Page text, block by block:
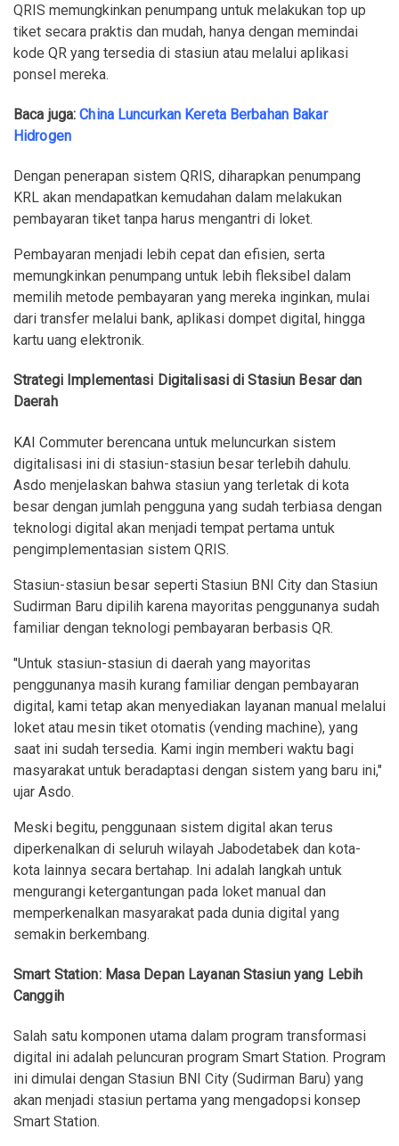
QRIS memungkinkan penumpang untuk melakukan top up
tiket secara praktis dan mudah, hanya dengan memindai
kode QR yang tersedia di stasiun atau melalui aplikasi
ponsel mereka.
Baca juga:China Luncurkan Kereta Berbahan Bakar
Hidrogen
Dengan penerapan sistem QRIS, diharapkan penumpang
KRL akan mendapatkan kemudahan dalam melakukan
pembayaran tiket tanpa harus mengantri di loket.
Pembayaran menjadi lebih cepat dan efisien, serta
memungkinkan penumpang untuk lebih fleksibel dalam
memilih metode pembayaran yang mereka inginkan, mulai
dari transfer melalui bank, aplikasi dompet digital, hingga
kartu uang elektronik.
Strategi Implementasi Digitalisasi di Stasiun Besar dan
Daerah
KAI Commuter berencana untuk meluncurkan sistem
digitalisasi ini di stasiun-stasiun besar terlebih dahulu.
Asdo menjelaskan bahwa stasiun yang terletak di kota
besar dengan jumlah pengguna yang sudah terbiasa dengan
teknologi digital akan menjadi tempat pertama untuk
pengimplementasian sistem QRIS.
Stasiun-stasiun besar seperti Stasiun BNI City dan Stasiun
Sudirman Baru dipilih karena mayoritas penggunanya sudah
familiar dengan teknologi pembayaran berbasis QR.
"Untuk stasiun-stasiun di daerah yang mayoritas
penggunanya masih kurang familiar dengan pembayaran
digital, kami tetap akan menyediakan layanan manual melalui
loket atau mesin tiket otomatis (vending machine), yang
saat ini sudah tersedia. Kami ingin memberi waktu bagi
masyarakat untuk beradaptasi dengan sistem yang baru ini,"
ujar Asdo.
Meski begitu, penggunaan sistem digital akan terus
diperkenalkan di seluruh wilayah Jabodetabek dan kota-
kota lainnya secara bertahap. Ini adalah langkah untuk
mengurangi ketergantungan pada loket manual dan
memperkenalkan masyarakat pada dunia digital yang
semakin berkembang.
Smart Station: Masa Depan Layanan Stasiun yang Lebih
Canggih
Salah satu komponen utama dalam program transformasi
digital ini adalah peluncuran program Smart Station. Program
ini dimulai dengan Stasiun BNI City (Sudirman Baru) yang
akan menjadi stasiun pertama yang mengadopsi konsep
Smart Station.